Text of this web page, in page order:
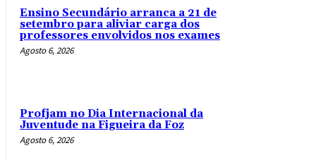
Ensino Secundário arranca a 21 de
setembro para aliviar carga dos
professores envolvidos nos exames
Agosto 6, 2026
Profjam no Dia Internacional da
Juventude na Figueira da Foz
Agosto 6, 2026